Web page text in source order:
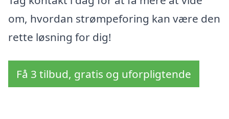
om, hvordan strømpeforing kan være den
rette løsning for dig!
Få 3 tilbud, gratis og uforpligtende